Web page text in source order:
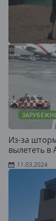
Из-за
вылететь в
11.03.2024